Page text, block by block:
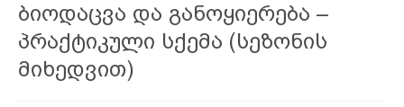
ბიოდაცვა და განოყიერება –
პრაქტიკული სქემა (სეზონის
მიხედვით)